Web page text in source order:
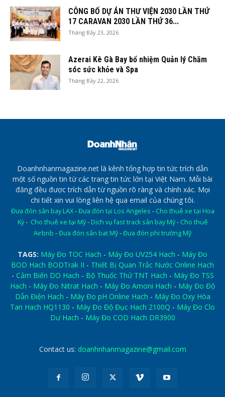
CÔNG BỐ DỰ ÁN THƯ VIỆN 2030 LẦN THỨ
17 CARAVAN 2030 LẦN THỨ 36...
Tháng Bảy 23, 2026
Azerai Kê Gà Bay bổ nhiệm Quản lý Chăm
sóc sức khỏe và Spa
Tháng Bảy 22, 2026
Doanhnhanmagazine.net là kênh tổng hợp tin tức trích dẫn
một số nguồn tin từ các trang tin tức lớn tại Việt Nam. Mỗi bài
đăng đều được trích dẫn từ nguồn rõ ràng và chính xác. Mọi
chi tiết xin vui lòng liên hệ qua email của chúng tôi.
Đưa đón sân bay LAX-Đưa đón tại Los Angeles - Cho thuê xe tại Hoa
Kỳ- Cho thuê xe tại Mỹ- Dịch vụ fast track sân bay Mỹ- Cho thuê
Airbnb -Đưa đón sân bat Mỹ-Đưa đón phi trường Mỹ
TAGS: Máy Đo TOC Hach - Máy Đo UV254 Hach - Máy Đo
BOD Hach BODTrak II - Thiết Bị Quan Trắc Nước Online Hach
- Cảm Biến DO Hach - Bộ Thuốc Thử TNT Hach - Máy Đo TSS
Hach - Máy Đo Nitrat Hach - Máy Đo Amoni Hach - Máy Đo Độ
Dẫn Điện Hach - Máy Đo pH Online Hach - Máy Đo Oxy Hòa
Tan Hach HQ1130 - Máy Đo Độ Đục Hach 2100Q - Máy Đo Clo
Dư Hach - Máy Đo COD Hach DR3900
Contact us: doanhnhanmagazine@gmail.com